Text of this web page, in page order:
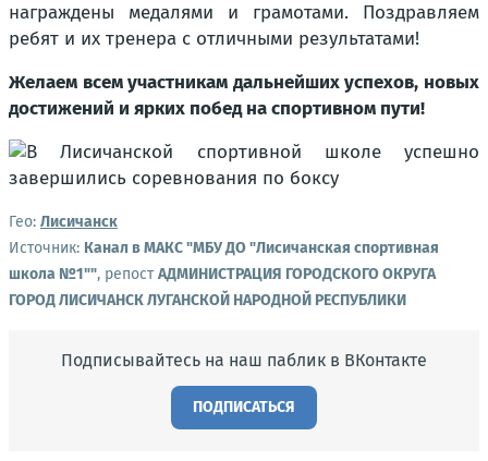
награждены медалями и грамотами. Поздравляем
ребят и их тренера с отличными результатами!
Желаем всем участникам дальнейших успехов, новых
достижений и ярких побед на спортивном пути!
Гео: Лисичанск
Источник: Канал в МАКС "МБУ ДО "Лисичанская спортивная
школа №1"", репостАДМИНИСТРАЦИЯ ГОРОДСКОГО ОКРУГА
ГОРОД ЛИСИЧАНСК ЛУГАНСКОЙ НАРОДНОЙ РЕСПУБЛИКИ
Подписывайтесь на наш паблик в ВКонтакте
ПОДПИСАТЬСЯ